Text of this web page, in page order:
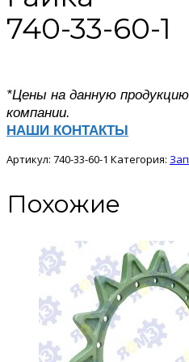
740-33-60-1
*Цены на данную
компании.
НАШИ КОНТАКТЫ
Артикул: 740-33-60-1 Категория:
Похожие